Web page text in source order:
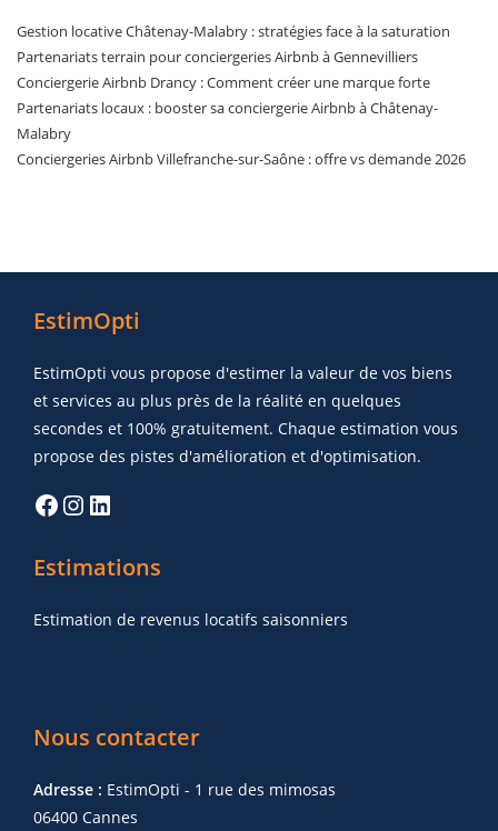
Gestion locative Châtenay-Malabry : stratégies face à la saturation
Partenariats terrain pour conciergeries Airbnb à Gennevilliers
Conciergerie Airbnb Drancy : Comment créer une marque forte
Partenariats locaux : booster sa conciergerie Airbnb à Châtenay-
Malabry
Conciergeries Airbnb Villefranche-sur-Saône : offre vs demande 2026
EstimOpti
EstimOpti vous propose d'estimer la valeur de vos biens
et services au plus près de la réalité en quelques
secondes et 100% gratuitement. Chaque estimation vous
propose des pistes d'amélioration et d'optimisation.
Estimations
Estimation de revenus locatifs saisonniers
Nous contacter
Adresse : EstimOpti - 1 rue des mimosas
06400 Cannes